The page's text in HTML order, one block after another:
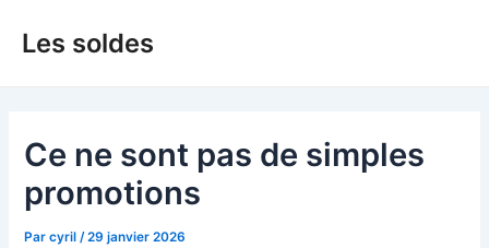
Les soldes
Ce ne sont pas de simples
promotions
Parcyril /29 janvier 2026